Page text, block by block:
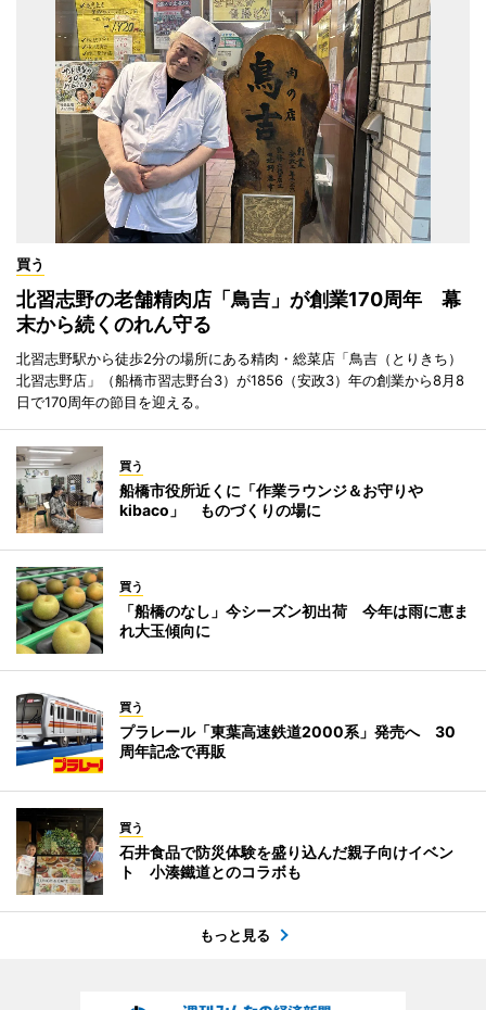
買う
北習志野の老舗精肉店「鳥吉」が創業170周年 幕
末から続くのれん守る
北習志野駅から徒歩2分の場所にある精肉・総菜店「鳥吉（とりきち）
北習志野店」（船橋市習志野台3）が1856（安政3）年の創業から8月8
日で170周年の節目を迎える。
買う
船橋市役所近くに「作業ラウンジ＆お守りや
kibaco」 ものづくりの場に
買う
「船橋のなし」今シーズン初出荷 今年は雨に恵ま
れ大玉傾向に
買う
プラレール「東葉高速鉄道2000系」発売へ 30
周年記念で再販
買う
石井食品で防災体験を盛り込んだ親子向けイベン
ト 小湊鐵道とのコラボも
もっと見る